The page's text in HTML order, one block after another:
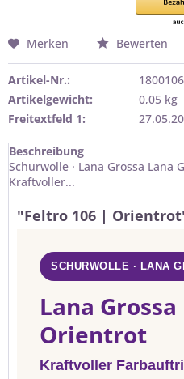
Merken Bewerten
Artikel-Nr.:
1800106
Artikelgewicht:
0,05 kg
Freitextfeld 1:
Beschreibung
Schurwolle · Lana Grossa Lana
Kraftvoller...
"Feltro 106 |
SCHURWOLLE · LANA
Lana
Orientrot
Kraftvoller